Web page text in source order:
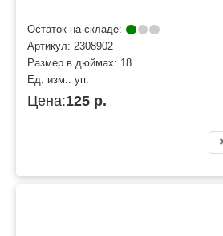
Остаток на складе:
Артикул: 2308902
Размер в дюймах: 18
Ед. изм.: уп.
Цена:125 р.